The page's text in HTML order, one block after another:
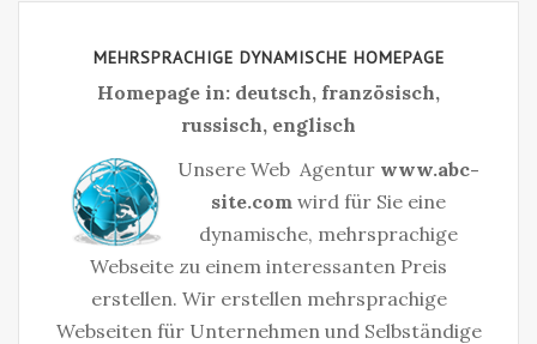
MEHRSPRACHIGE DYNAMISCHE HOMEPAGE
Homepage in: deutsch, französisch,
russisch, englisch
Unsere Web Agentur www.abc-
site.com wird für Sie eine
dynamische, mehrsprachige
Webseite zu einem interessanten Preis
erstellen. Wir erstellen mehrsprachige
Webseiten für Unternehmen und Selbständige‎